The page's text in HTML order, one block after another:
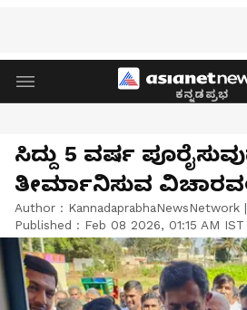
ಕನ್ನಡಪ್ರಭ
ಸಿದ್ದು 5 ವರ್ಷ
ತೀರ್ಮಾನಿಸುವ
Author : KannadaprabhaNewsNetwork |
Published : Feb 08 2026, 01:15 AM IST